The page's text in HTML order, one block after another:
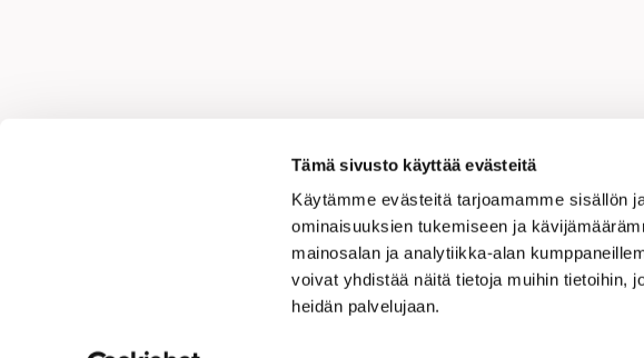
Tämä sivusto käyttää evästeitä
Käytämme evästeitä tarjoamamme sisällön
ominaisuuksien tukemiseen ja
mainosalan ja analytiikka-alan
voivat yhdistää näitä tietoja muihin tietoihin,
heidän palvelujaan.Teknisen